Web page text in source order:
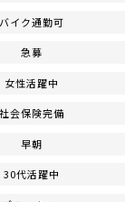
バイク通勤可
急募
女性活躍中
社会保険完備
早朝
30代活躍中